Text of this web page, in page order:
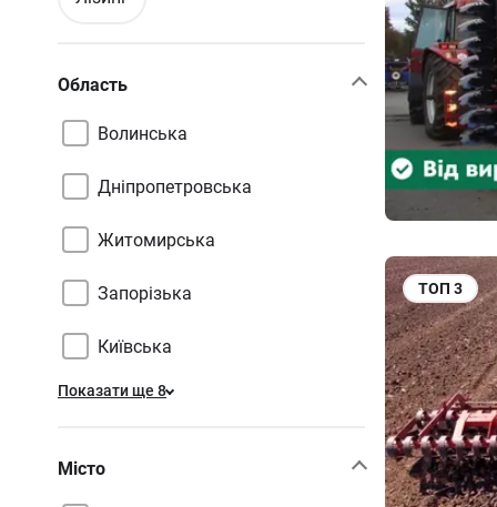
Область
Волинська
Дніпропетровська
Житомирська
Запорізька
Київська
Показати ще 8
Місто
ТОП 3